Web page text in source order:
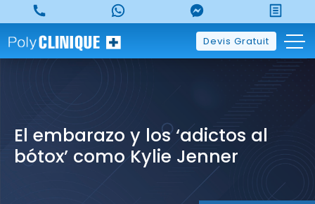
to
content
Devis Gratuit
El embarazo y los ‘adictos al
bótox’ como Kylie Jenner